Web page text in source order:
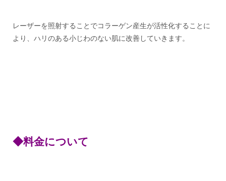
レーザーを照射することでコラーゲン産生が活性化することに
より、ハリのある小じわのない肌に改善していきます。
◆料金について